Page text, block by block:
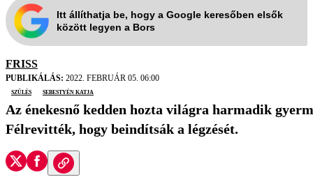
Itt állíthatja be, hogy a Google keresőben elsők
között legyen a Bors
FRISS
PUBLIKÁLÁS: 2022. FEBRUÁR 05. 06:00
szülés
Sebestyén Katja
Az énekesnő kedden hozta világra harmadik
Félrevitték, hogy beindítsák a légzését.